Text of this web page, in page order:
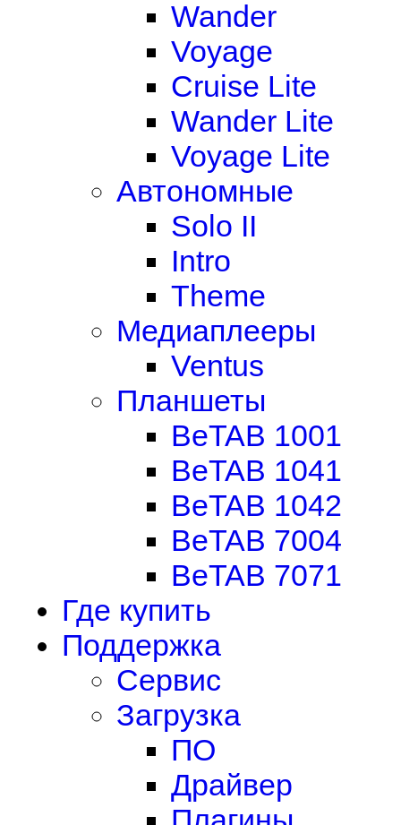
Wander
Voyage
Cruise Lite
Wander Lite
Voyage Lite
Автономные
Solo II
Intro
Theme
Медиаплееры
Ventus
Планшеты
BeTAB 1001
BeTAB 1041
BeTAB 1042
BeTAB 7004
BeTAB 7071
Где купить
Поддержка
Сервис
Загрузка
ПО
Драйвер